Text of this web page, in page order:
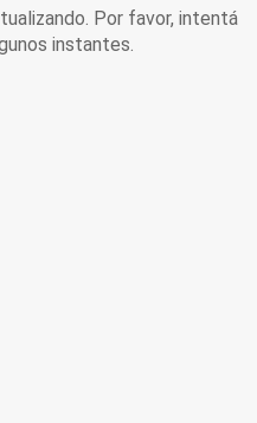
Por favor, intentá
instantes.